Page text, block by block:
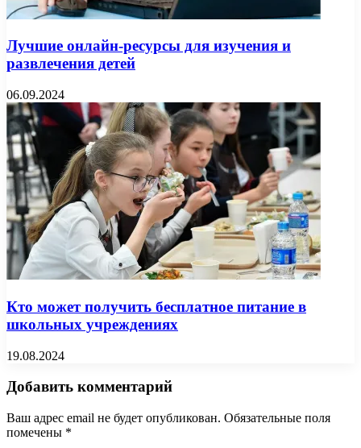
Лучшие онлайн-ресурсы для изучения и
развлечения детей
06.09.2024
Кто может получить бесплатное питание в
школьных учреждениях
19.08.2024
Добавить комментарий
Ваш адрес email не будет опубликован. Обязательные поля
помечены *